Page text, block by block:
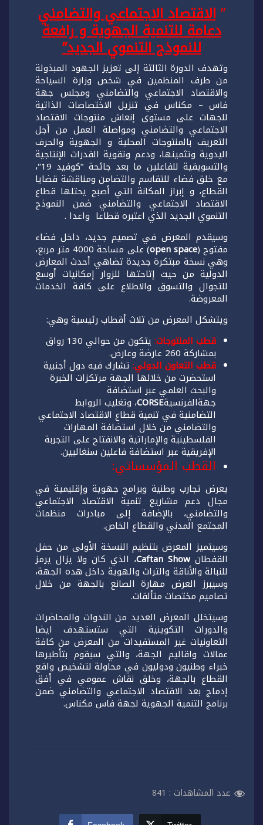
”الاقتصاد الاجتماعي والتضامني
دعامة للتنمية الجهوية و رافعة
للنموذج التنمويالجديد”
وتهدف الدورة الثالثة إلى تعزيز الجهود المبذولة
من طرف المنظمين في شخص وزارة السياحة
والاقتصاد الاجتماعي والتضامني ومجلس جهة
فاس – مكناس في تنزيل الاختصاصات الذاتية
للجهات على مستوى إنعاش منتوجات الاقتصاد
الاجتماعي والتضامني ومواصلة العمل من أجل
التعريف بالمنتوجات المحلية و الجهوية والحرف
اليدوية وتثمينها، ودعم وتقوية القدرات الإنتاجية
والتسويقية للفاعلين ما بعد جائحة “كوفيد 19″،
مع خلق فضاء للتقاسم والتضامن ومناقشة قضايا
القطاع، و إبراز المكانة التي أصبح يحتلها قطاع
الاقتصاد الاجتماعي والتضامني ضمن النموذج
التنموي الجديد الذي اعتبره قطاعا واعدا .
وسيقدم المعرض في تصميم جديد، داخل فضاء
مفتوح (open space ) على مساحة 4000 متر مربع،
وهي نسخة مبتكرة جديدة تضاهي أحدث المعارض
الدولية من حيث إتاحتها للزوار إمكانيات أوسع
للتجوال والتسوق والاطلاع على كافة الخدمات
المعروضة.
ويتشكل المعرض من ثلاث أقطاب رئيسية وهي:
قطب المنتوجات: يتكون من حوالي 130 رواق
بمشاركة 260 عارضة وعارض.
قطب التعاون الدولي: تشارك فيه دول أجنبية
استحضرت من خلالها الجهة مرتكزات الخبرة
والبحث العلمي عبر استضافة
جهةالفرنسيةCORSE، وتغليب الروابط
التضامنية في تنمية قطاع الاقتصاد الاجتماعي
والتضامني من خلال استضافة المهارات
الفلسطينية والإماراتية والانفتاح على التجربة
الإفريقية عبر استضافة فاعلين سنغاليين.
القطب المؤسساتي:
يعرض تجارب وطنية وبرامج جهوية وإقليمية في
مجال دعم مشاريع تنمية الاقتصاد الاجتماعي
والتضامني، بالإضافة إلى مبادرات منظمات
المجتمع المدني والقطاع الخاص.
وسيتميز المعرض بتنظيم النسخة الأولى من حفل
القفطانCaftan Show، الذي كان ولا يزال يرمز
للنبالة والأناقة والتراث والهوية داخل هده الجهة،
وسيبرز العرض مهارة الصانع بالجهة من خلال
تصاميم مختصات متألقات.
وسيتخلل المعرض العديد من الندوات والمحاضرات
والدورات التكوينية التي ستستهدف ايضا
التعاونيات غير المستفيدات من المعرض من كافة
عمالات واقاليم الجهة، والتي سيقوم بتأطيرها
خبراء وطنيون ودوليون في محاولة لتشخيص واقع
القطاع بالجهة، وخلق نقاش عمومي في أفق
إدماج بعد الاقتصاد الاجتماعي والتضامني ضمن
برنامج التنمية الجهوية لجهة فاس مكناس.
عدد المشاهدات : 841